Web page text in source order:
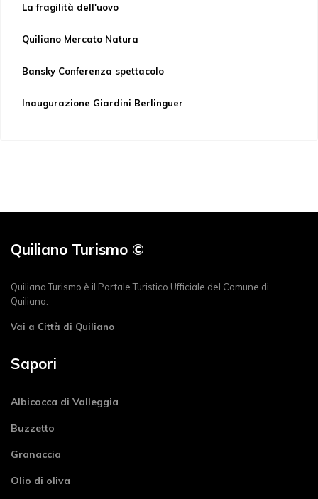
La fragilità dell'uovo
Quiliano Mercato Natura
Bansky Conferenza spettacolo
Inaugurazione Giardini Berlinguer
Quiliano Turismo ©
Quiliano Turismo è il Portale Turistico Ufficiale del Comune di
Quiliano.
Vai a Città di Quiliano
Sapori
Albicocca di Valleggia
Buzzetto
Granaccia
Olio di oliva